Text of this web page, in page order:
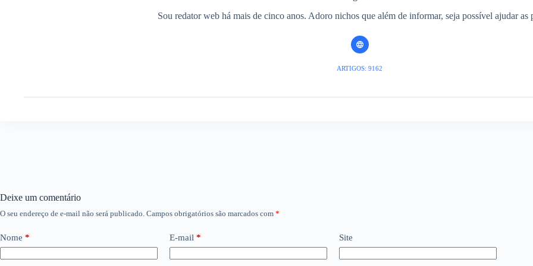
Sou redator web há mais de cinco anos. Adoro nichos que além de informar, seja possível ajudar as
ARTIGOS: 9162
Deixe um comentário
O seu endereço de e-mail não será publicado. Campos obrigatórios são marcados com *
Nome * E-mail * Site